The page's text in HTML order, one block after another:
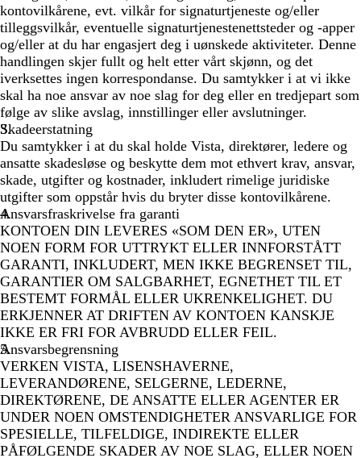
kontovilkårene, evt. vilkår for signaturtjeneste og/eller
tilleggsvilkår, eventuelle signaturtjenestenettsteder og -apper
og/eller at du har engasjert deg i uønskede aktiviteter. Denne
handlingen skjer fullt og helt etter vårt skjønn, og det
iverksettes ingen korrespondanse. Du samtykker i at vi ikke
skal ha noe ansvar av noe slag for deg eller en tredjepart som
følge av slike avslag, innstillinger eller avslutninger.
Skadeerstatning
Du samtykker i at du skal holde Vista, direktører, ledere og
ansatte skadesløse og beskytte dem mot ethvert krav, ansvar,
skade, utgifter og kostnader, inkludert rimelige juridiske
utgifter som oppstår hvis du bryter disse kontovilkårene.
Ansvarsfraskrivelse fra garanti
KONTOEN DIN LEVERES «SOM DEN ER», UTEN
NOEN FORM FOR UTTRYKT ELLER INNFORSTÅTT
GARANTI, INKLUDERT, MEN IKKE BEGRENSET TIL,
GARANTIER OM SALGBARHET, EGNETHET TIL ET
BESTEMT FORMÅL ELLER UKRENKELIGHET. DU
ERKJENNER AT DRIFTEN AV KONTOEN KANSKJE
IKKE ER FRI FOR AVBRUDD ELLER FEIL.
Ansvarsbegrensning
VERKEN VISTA, LISENSHAVERNE,
LEVERANDØRENE, SELGERNE, LEDERNE,
DIREKTØRENE, DE ANSATTE ELLER AGENTER ER
UNDER NOEN OMSTENDIGHETER ANSVARLIGE FOR
SPESIELLE, TILFELDIGE, INDIREKTE ELLER
PÅFØLGENDE SKADER AV NOE SLAG, ELLER NOEN